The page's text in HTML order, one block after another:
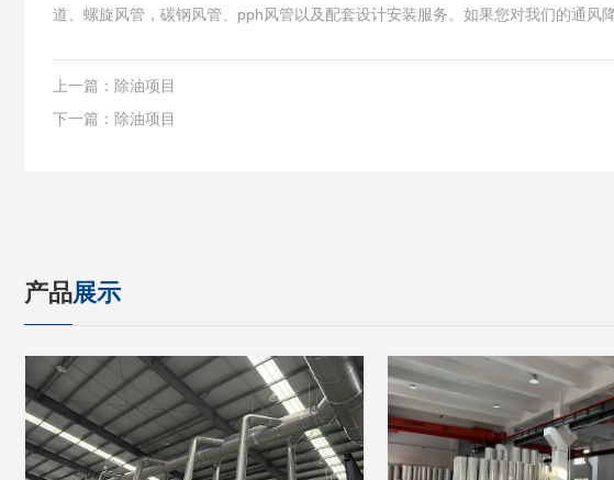
道、螺旋风管，碳钢风管、pph风管以及配套设计安装服务。如果您对我们的通风
上一篇： 除油项目
下一篇： 除油项目
产品展示